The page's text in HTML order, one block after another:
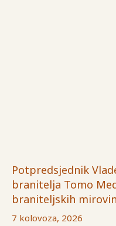
Potpredsjednik
branitelja Tomo
braniteljskih
7 kolovoza, 2026